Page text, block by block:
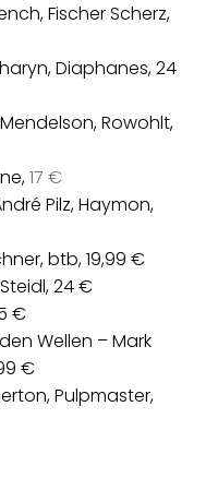
Fischer Scherz,
Diaphanes, 24
Rowohlt,
17 €
Pilz, Haymon,
btb, 19,99 €
24 €
€
Wellen – Mark
€
Pulpmaster,